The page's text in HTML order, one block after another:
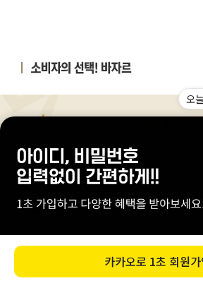
홈 카테고리 장바
오
카카오로 1초 회원가